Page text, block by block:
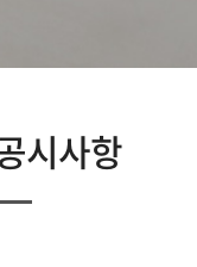
시사항